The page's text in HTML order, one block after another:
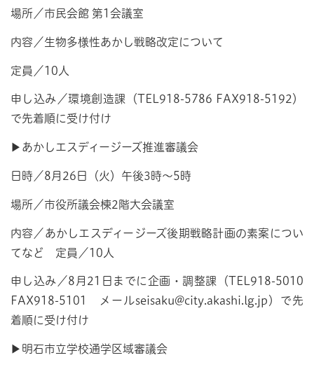
場所／市民会館 第1会議室
内容／生物多様性あかし戦略改定について
定員／10人
申し込み／環境創造課（TEL918-5786 FAX918-5192）
で先着順に受け付け
▶あかしエスディージーズ推進審議会
日時／8月26日（火）午後3時～5時
場所／市役所議会棟2階大会議室
内容／あかしエスディージーズ後期戦略計画の素案につい
てなど 定員／10人
申し込み／8月21日までに企画・調整課（TEL918-5010
FAX918-5101 メールseisaku@city.akashi.lg.jp）で先
着順に受け付け
▶明石市立学校通学区域審議会